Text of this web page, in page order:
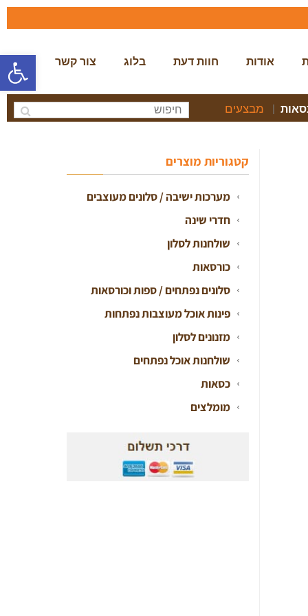
פתח אודות חוות דעת בלוג צור קשר
| מבצעים
קטגוריות מוצרים
מערכות ישיבה / סלונים מעוצבים
חדרי שינה
שולחנות לסלון
כורסאות
סלונים נפתחים / ספות וכורסאות
פינות אוכל מעוצבות נפתחות
מזנונים לסלון
שולחנות אוכל נפתחים
כסאות
מומלצים